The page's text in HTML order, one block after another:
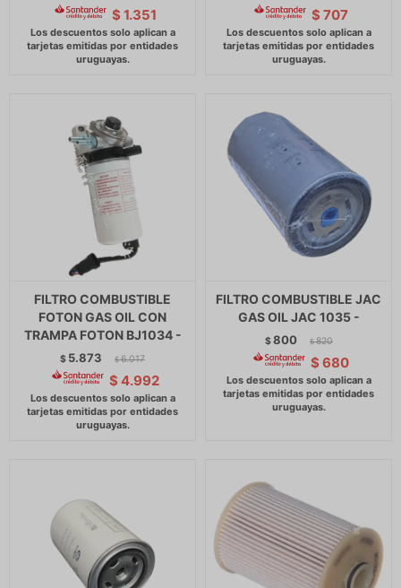
$ 1.351 $ 707
FILTRO COMBUSTIBLE
FOTON GAS OIL CON
TRAMPA FOTON BJ1034 -
$ 5.873 $ 6.017
$ 4.992
FILTRO COMBUSTIBLE JAC
GAS OIL JAC 1035 -
$800 $ 820
$ 680